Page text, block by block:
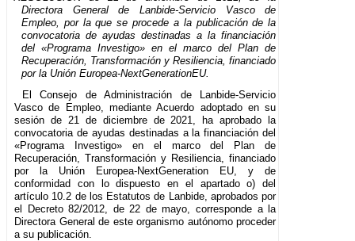
Directora General de Lanbide-Servicio Vasco de
Empleo, por la que se procede a la publicación de la
convocatoria de ayudas destinadas a la financiación
del «Programa Investigo» en el marco del Plan de
Recuperación, Transformación y Resiliencia, financiado
por la Unión Europea-NextGenerationEU.
El Consejo de Administración de Lanbide-Servicio
Vasco de Empleo, mediante Acuerdo adoptado en su
sesión de 21 de diciembre de 2021, ha aprobado la
convocatoria de ayudas destinadas a la financiación del
«Programa Investigo» en el marco del Plan de
Recuperación, Transformación y Resiliencia, financiado
por la Unión Europea-NextGeneration EU, y de
conformidad con lo dispuesto en el apartado o) del
artículo 10.2 de los Estatutos de Lanbide, aprobados por
el Decreto 82/2012, de 22 de mayo, corresponde a la
Directora General de este organismo autónomo proceder
a su publicación.